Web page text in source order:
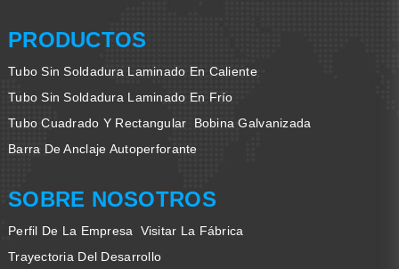
PRODUCTOS
Tubo Sin Soldadura Laminado En Caliente
Tubo Sin Soldadura Laminado En Frío
Tubo Cuadrado Y Rectangular
Bobina Galvanizada
Barra De Anclaje Autoperforante
SOBRE NOSOTROS
Perfil De La Empresa
Visitar La Fábrica
Trayectoria Del Desarrollo